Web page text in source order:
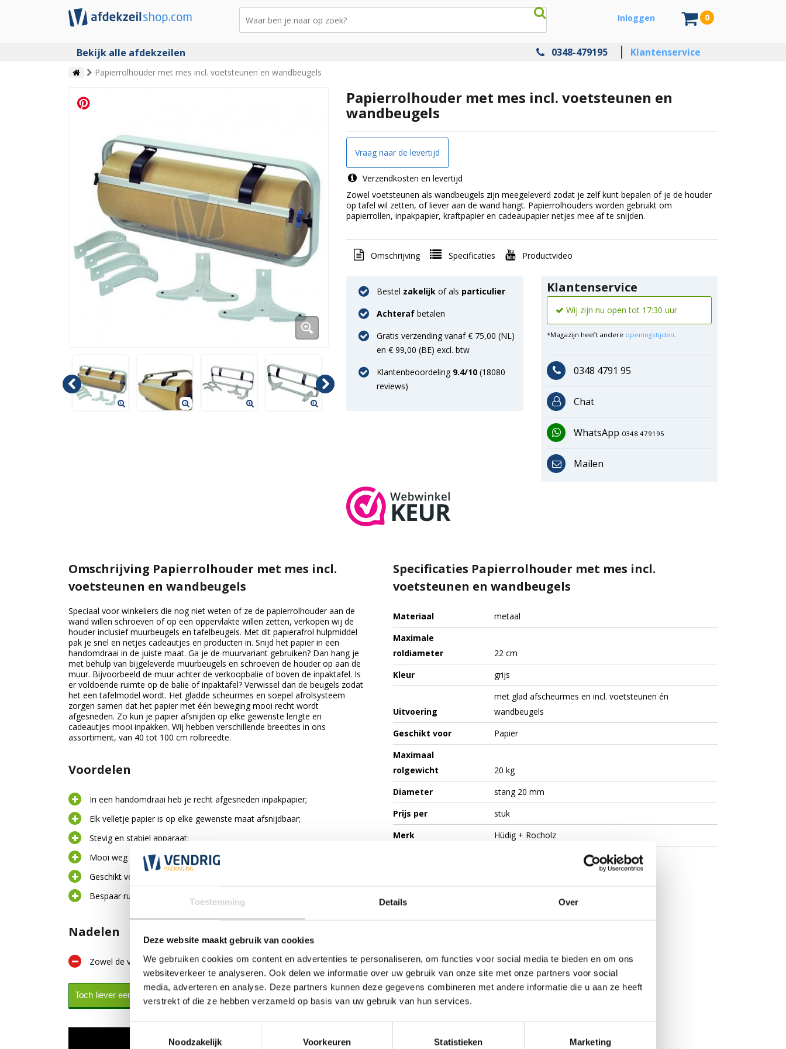
Toestemming Details Over
Deze website maakt gebruik van cookies
We gebruiken cookies om content en advertenties te personaliseren, om functies voor social media te bieden en om ons
websiteverkeer te analyseren. Ook delen we informatie over uw gebruik van onze site met onze partners voor social
media, adverteren en analyse. Deze partners kunnen deze gegevens combineren met andere informatie die u aan ze heeft
verstrekt of die ze hebben verzameld op basis van uw gebruik van hun services.
Toestemmingsselectie
Noodzakelijk
Voorkeuren Statistieken Marketing
Inloggen 0
Bekijk alle afdekzeilen 0348-479195 Klantenservice
Papierrolhouder met mes incl. voetsteunen en wandbeugels
Papierrolhouder met mes incl. voetsteunen en
wandbeugels
Vraag naar de levertijd
Verzendkosten en levertijd
Zowel voetsteunen als wandbeugels zijn meegeleverd zodat je zelf kunt bepalen of je de houder
op tafel wil zetten, of liever aan de wand hangt. Papierrolhouders worden gebruikt om
papierrollen, inpakpapier, kraftpapier en cadeaupapier netjes mee af te snijden.
Omschrijving Specificaties Productvideo
Bestel zakelijk of als particulier
Achteraf betalen
Gratis verzending vanaf € 75,00 (NL)
en € 99,00 (BE) excl. btw
Klantenbeoordeling 9.4/10 (18080
reviews)
Klantenservice
Wij zijn nu open tot 17:30 uur
*Magazijn heeft andere openingstijden.
0348 4791 95
Chat
WhatsApp 0348 479195
Mailen
Specificaties Papierrolhouder met mes incl.
voetsteunen en wandbeugels
Materiaal
metaal
Maximale
roldiameter
22 cm
Kleur
grijs
Uitvoering
met glad afscheurmes en incl. voetsteunen én
wandbeugels
Geschikt voor
Papier
Maximaal
rolgewicht
20 kg
Diameter
stang 20 mm
Prijs per
stuk
Merk
Hüdig + Rocholz
Omschrijving Papierrolhouder met mes incl.
voetsteunen en wandbeugels
Speciaal voor winkeliers die nog niet weten of ze de papierrolhouder aan de
wand willen schroeven of op een oppervlakte willen zetten, verkopen wij de
houder inclusief muurbeugels en tafelbeugels. Met dit papierafrol hulpmiddel
pak je snel en netjes cadeautjes en producten in. Snijd het papier in een
handomdraai in de juiste maat. Ga je de muurvariant gebruiken? Dan hang je
met behulp van bijgeleverde muurbeugels en schroeven de houder op aan de
muur. Bijvoorbeeld de muur achter de verkoopbalie of boven de inpaktafel. Is
er voldoende ruimte op de balie of inpaktafel? Verwissel dan de beugels zodat
het een tafelmodel wordt. Het gladde scheurmes en soepel afrolsysteem
zorgen samen dat het papier met één beweging mooi recht wordt
afgesneden. Zo kun je papier afsnijden op elke gewenste lengte en
cadeautjes mooi inpakken. Wij hebben verschillende breedtes in ons
assortiment, van 40 tot 100 cm rolbreedte.
Voordelen
In een handomdraai heb je recht afgesneden inpakpapier;
Elk velletje papier is op elke gewenste maat afsnijdbaar;
Stevig en stabiel apparaat;
Mooi weg te werken of in het zicht te zetten van jouw klanten;
Geschikt voor inpakpapier, kraftpapier, cadeaupapier en papierrollen;
Bespaar ruimte met het wandmodel, bespaar boren en schroeven met het tafelmodel.
Nadelen
Zowel de voetsteunen als wandbeugels worden meegeleverd en daarmee is de prijs hoger dan alléén het tafelmodel of wandmodel
Toch liever een tafelmodel? Toch liever een wandmodel?